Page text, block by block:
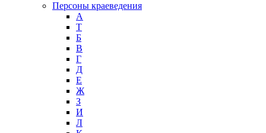
Персоны краеведения
А
T
Б
В
Г
Д
Е
Ж
З
И
Л